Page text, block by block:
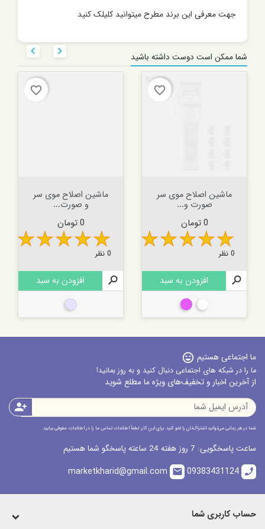
جهت معرفی این برند مطرح میتوانید کلیلک کنید
شما ممکن است دوست داشته باشید 
favorite_border
ماشین اصلاح موی سر
صورت و...
قیمت
0 تومان
0 نظر

افزودن به سبد
شفافچند رنگ
favorite_border
ماشین اصلاح موی سر
و صورت...
قیمت
0 تومان
0 نظر

افزودن به سبد
نقره ای

ما اجتماعی هستیم sentiment_very_satisfied
ما را در شبکه های اجتماعی دنبال کنید و به روز بمانید!
از آخرین اخبار و تخفیف‌های ویژه ما مطلع شوید
person_add
شما در هر زمانی می‌توانید اشتراک‌تان را لغو کنید. برای این کار، لطفاً اطلاعات تماس ما را در اطلاعات حقوقی بیابید.
ساعت پاسخگویی: 7 روز هفته 24 ساعته پاسخگو شما هستیم
call
09383431124
email
حساب کاربری شما